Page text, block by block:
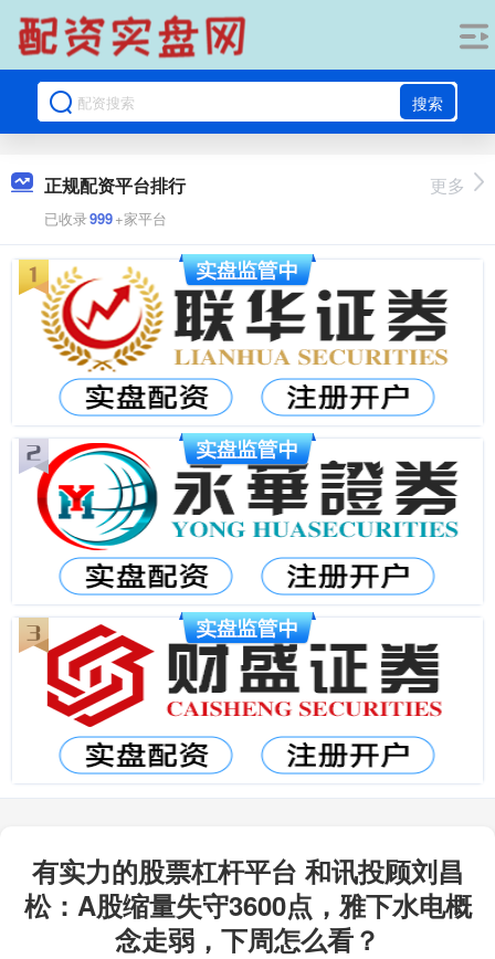
搜索
正规配资平台排行
已收录999+家平台
更多
有实力的股票杠杆平台 和讯投顾刘昌
松：A股缩量失守3600点，雅下水电概
念走弱，下周怎么看？